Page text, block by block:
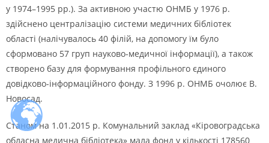
у 1974–1995 рр.). За активною участю ОНМБ у 1976 р.
здійснено централізацію системи медичних бібліотек
області (налічувалось 40 філій, на допомогу їм було
сформовано 57 груп науково-медичної інформації), а також
створено базу для формування профільного єдиного
довідково-інформаційного фонду. З 1996 р. ОНМБ очолює В.
Новосад.
Станом на 1.01.2015 р. Комунальний заклад «Кіровоградська
обласна медична бібліотека» мала фонд у кількості 178560